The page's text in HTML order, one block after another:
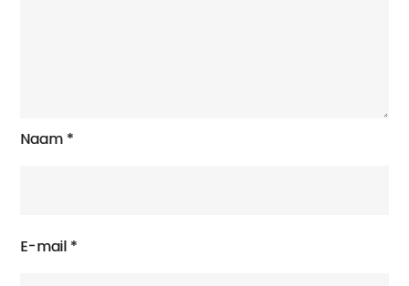
Naam *
E-mail *